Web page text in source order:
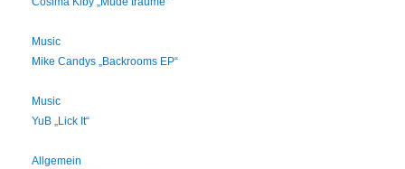
Music
Mike Candys „Backrooms EP“
Music
YuB „Lick It“
Allgemein